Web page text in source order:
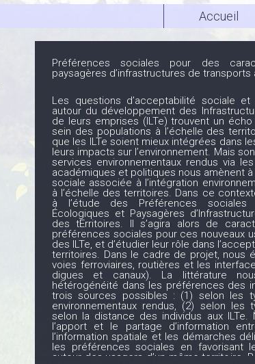
Préférences sociales pour des
paysagères d’infrastructures de transports
Les questions d’acceptabilité sociale
autour du développement des
de leurs emprises (ILTe) trouvent un
sein des populations à l’échelle des
que les ILTe soient mieux intégrées dans
leurs impacts sur l’environnement. Mais
services environnementaux rendus via
académiques et politiques nous amènent
sociale associée à l’intégration
à l’échelle des territoires. Dans ce
à l’étude des Préférences sociales
Écologiques et Paysagères
des tErritoires. Il s’agira alors de
préférences sociales pour ces nouveaux
des ILTe, et d’étudier leur rôle dans
territoires. Dans le cadre de projet, nous
voies ferroviaires, routières et les
digues et canaux). La littérature
hétérogénéité dans les préférences des
trois sources possibles : (1) selon les
environnementaux rendus, (2) selon les
selon la distance des individus aux
l’apport et le partage d’information
l’information spatiale et les démarches
les préférences sociales en favorisant
autour des usagers d’un même territoire.
Accueil